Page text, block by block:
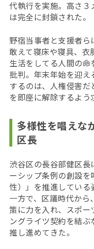
代執行を実施。高さ
は完全に封鎖された。
野宿当事者と支援者ら
敢えて寝床や寝具、
生活をしてる人間の命
批判。年末年始を迎
するのは、人権侵害
を即座に解除するよう
多様性を唱えな
区長
渋谷区の長谷部健区
ーシップ条例の創設
性）」を推進してい
一方で、区議時代から
策に力を入れ、スポー
ングライツ契約を結
推し進めてきた。